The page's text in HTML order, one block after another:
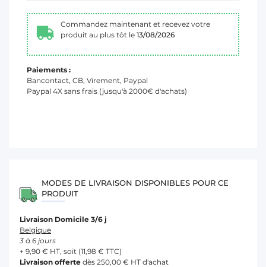
Commandez maintenant et recevez votre
produit au plus tôt le 13/08/2026
Paiements :
Bancontact, CB, Virement, Paypal
Paypal 4X sans frais (jusqu'à 2000€ d'achats)
MODES DE LIVRAISON DISPONIBLES POUR CE
PRODUIT
Livraison Domicile 3/6 j
Belgique
3 à 6 jours
+ 9,90 € HT, soit (11,98 € TTC)
Livraison offerte dès 250,00 € HT d'achat